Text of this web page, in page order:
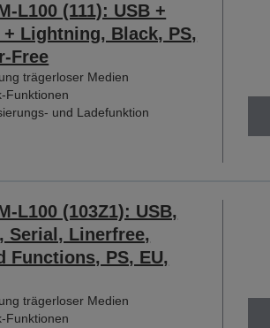
L100 (111): USB +
+ Lightning, Black, PS,
Free
trägerloser Medien
Funktionen
und Ladefunktion
L100 (103Z1): USB,
Serial, Linerfree,
Functions, PS, EU,
trägerloser Medien
Funktionen